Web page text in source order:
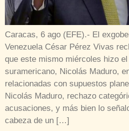
Caracas, 6 ago (EFE).- El
Venezuela César Pérez Vivas
que este mismo miércoles hizo
suramericano, Nicolás Maduro,
relacionadas con supuestos
Nicolás Maduro, rechazo
acusaciones, y más bien lo
cabeza de un […]